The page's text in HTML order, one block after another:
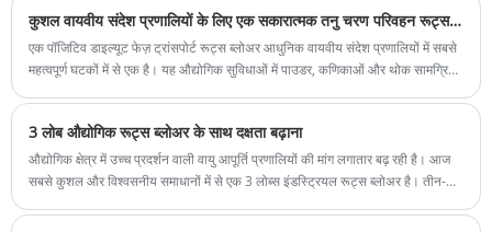
कुशल वायवीय संदेश प्रणालियों के लिए एक सकारात्मक तनु चरण परिवहन रूट्स ब्लोअर क्यों आवश्यक है?
एक पॉजिटिव डाइल्यूट फेज़ ट्रांसपोर्ट रूट्स ब्लोअर आधुनिक वायवीय संदेश प्रणालियों में सबसे
महत्वपूर्ण घटकों में से एक है। यह औद्योगिक सुविधाओं में पाउडर, कणिकाओं और थोक सामग्रियों
3 लोब औद्योगिक रूट्स ब्लोअर के साथ दक्षता बढ़ाना
औद्योगिक क्षेत्र में उच्च प्रदर्शन वाली वायु आपूर्ति प्रणालियों की मांग लगातार बढ़ रही है। आज
सबसे कुशल और विश्वसनीय समाधानों में से एक 3 लोब्स इंडस्ट्रियल रूट्स ब्लोअर है। तीन-